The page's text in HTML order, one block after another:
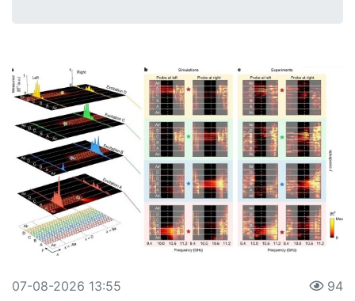
07-08-2026 13:55 94